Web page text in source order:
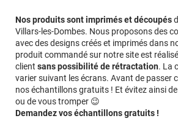
Nos produits sont imprimés et découpés
Villars-les-Dombes. Nous proposons des
avec des designs créés et imprimés dans
produit commandé sur notre site est
client sans possibilité de rétractation. La
varier suivant les écrans. Avant de passer
nos échantillons gratuits ! Et évitez ainsi
ou de vous tromper 😉
Demandez vos échantillons gratuits !